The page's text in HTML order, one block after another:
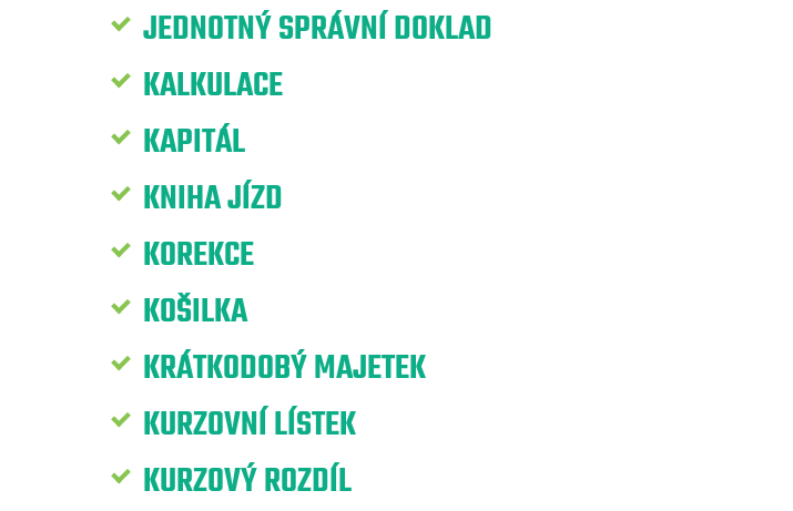
JEDNOTNÝ SPRÁVNÍ DOKLAD
KALKULACE
KAPITÁL
KNIHA JÍZD
KOREKCE
KOŠILKA
KRÁTKODOBÝ MAJETEK
KURZOVNÍ LÍSTEK
KURZOVÝ ROZDÍL